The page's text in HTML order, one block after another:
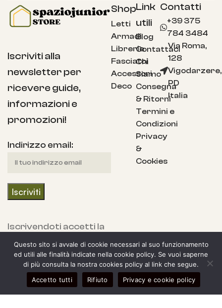
Iscriviti alla
newsletter per
ricevere guide,
informazioni e
promozioni!
Indirizzo email:
Iscrivendoti accetti la
nostra Informativa
sulla privacy e fornisci
il consenso a ricevere
aggiornamenti dalla
nostra azienda.
Shop
Letti
Armadi
Librerie
Fasciatoi
Accessori
Deco
Link
utili
Blog
Contattaci
Chi
Siamo
Consegna
& Ritorni
Termini e
Condizioni
Privacy
&
Cookies
Contatti
+39 375
784 3484
Via Roma,
128
Vigodarzere,
PD
Italia
laterale
Il mio account
0
Carrello
Questo sito si avvale di cookie necessari al suo funzionamento
ed utili alle finalità indicate nella cookie policy. Se vuoi saperne
di più consulta la nostra cookies policy al link che segue.
Accetto tutti
Rifiuto Privacy e cookie policy